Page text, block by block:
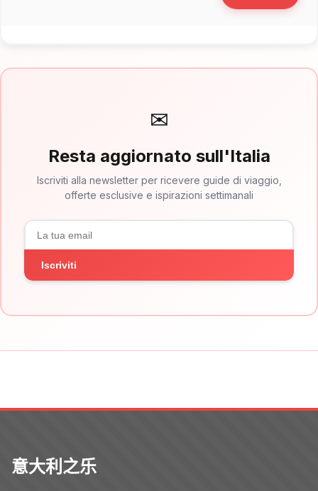
✉
Resta aggiornato sull'Italia
Iscriviti alla newsletter per ricevere guide di viaggio,
offerte esclusive e ispirazioni settimanali
Iscriviti
意大利之乐